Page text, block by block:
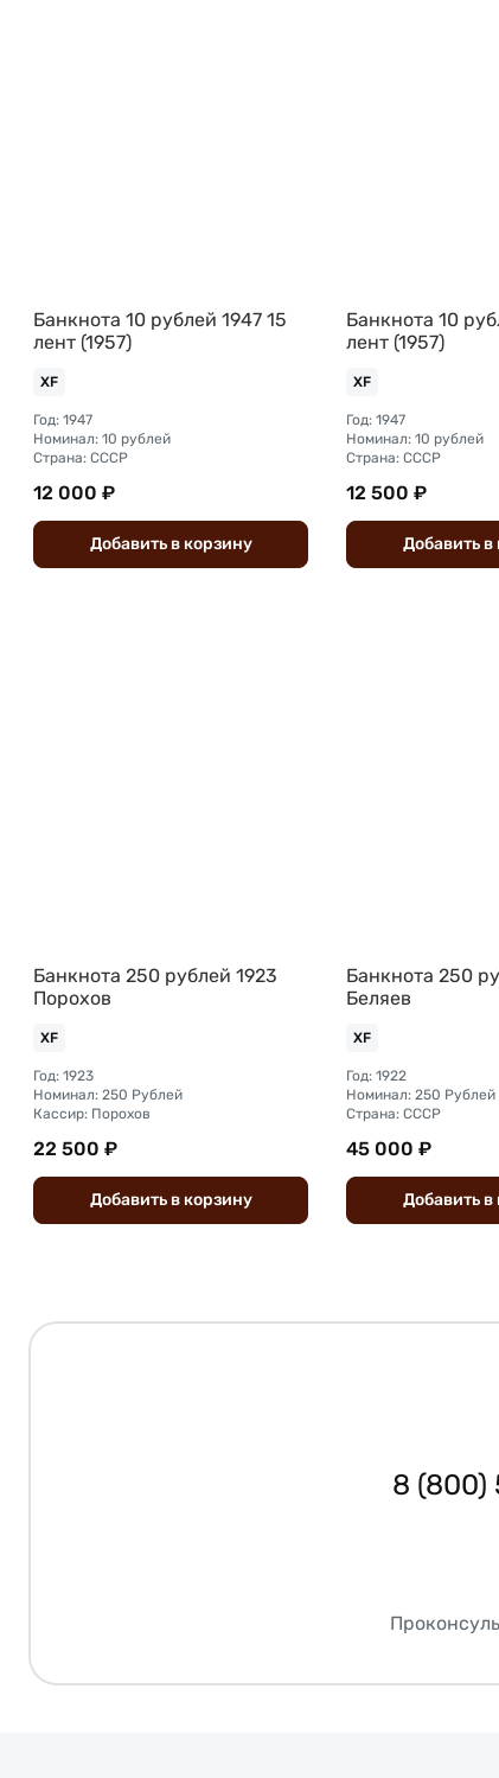
Банкнота 10 рублей 1947 15
лент (1957)
XF
Год: 1947
Номинал: 10 рублей
Страна: СССР
12 000 ₽
Добавить вкорзину
Банкнота 10
лент (1957)
XF
Год: 1947
Номинал: 10 рублей
Страна: СССР
12 500 ₽
Добавить в
Банкнота 250 рублей 1923
Порохов
XF
Год: 1923
Номинал: 250 Рублей
Кассир: Порохов
22 500 ₽
Добавить вкорзину
Банкнота 250
Беляев
XF
Год: 1922
Номинал: 250 Рублей
Страна: СССР
45 000 ₽
Добавить в
8 (800)